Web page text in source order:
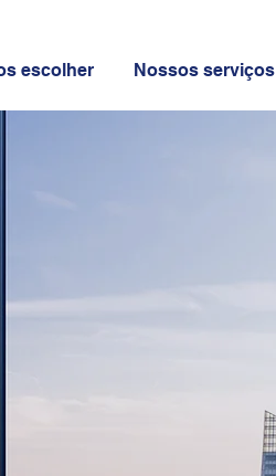
escolher Nossos serviços